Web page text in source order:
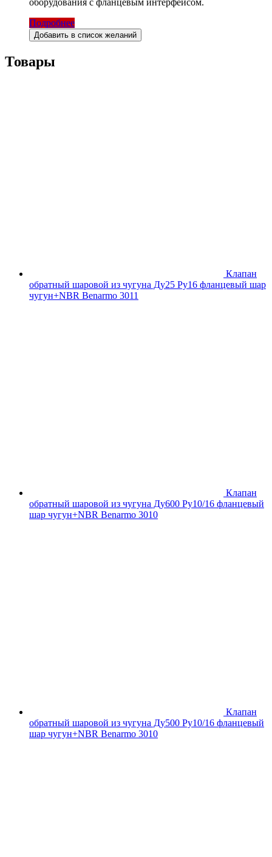
Подробнее
Добавить в список желаний
Товары
Клапан
обратный шаровой из чугуна Ду25 Ру16 фланцевый шар
чугун+NBR Benarmo 3011
Клапан
обратный шаровой из чугуна Ду600 Ру10/16 фланцевый
шар чугун+NBR Benarmo 3010
Клапан
обратный шаровой из чугуна Ду500 Ру10/16 фланцевый
шар чугун+NBR Benarmo 3010